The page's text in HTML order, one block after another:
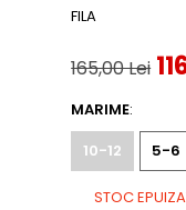
FILA
165,00 Lei
MARIME:
10-12
5-6
STOC